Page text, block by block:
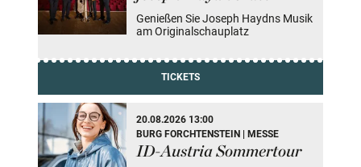
Genießen Sie Joseph Haydns Musik
am Originalschauplatz
TICKETS
20.08.2026 13:00
BURG FORCHTENSTEIN | MESSE
ID-Austria Sommertour